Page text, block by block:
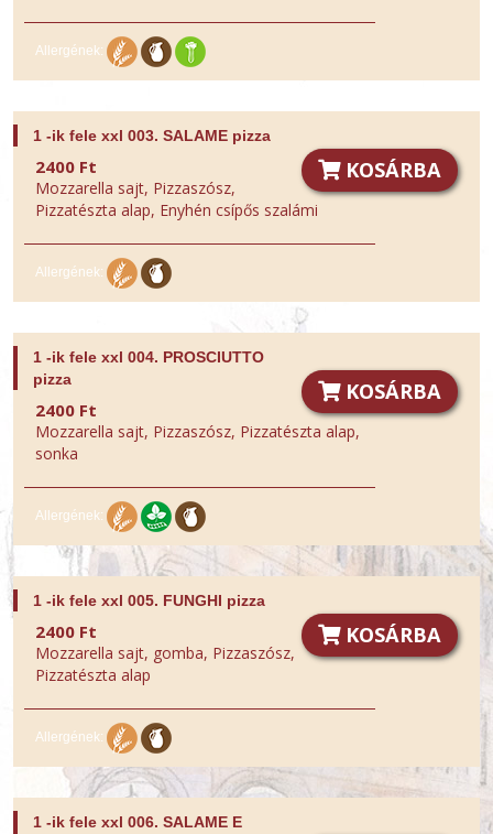
Laktóz
Diófélék
Zeller
Mustár
Szezámmag
Kén-dioxid
Puhatestűek
Cukorszármazék
Allergének:
KOSÁRBA
1 -ik fele xxl 003. SALAME pizza
2400 Ft
Mozzarella sajt, Pizzaszósz,
Pizzatészta alap, Enyhén csípős szalámi
Allergének:
KOSÁRBA
1 -ik fele xxl 004. PROSCIUTTO
pizza
2400 Ft
Mozzarella sajt, Pizzaszósz, Pizzatészta alap,
sonka
Allergének:
KOSÁRBA
1 -ik fele xxl 005. FUNGHI pizza
2400 Ft
Mozzarella sajt, gomba, Pizzaszósz,
Pizzatészta alap
Allergének:
1 -ik fele xxl 006. SALAME E